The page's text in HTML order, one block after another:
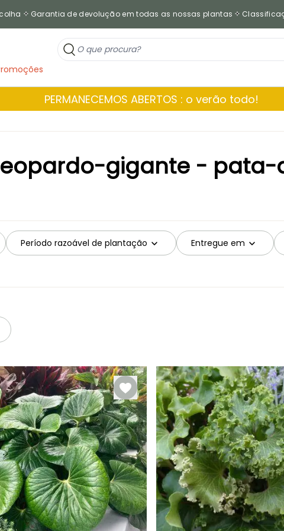
Garantia de devolução em todas as nossas plantas
PERMANECEMOS ABERTOS : o verão todo!
gigante -
Período razoável de plantação Entregue em